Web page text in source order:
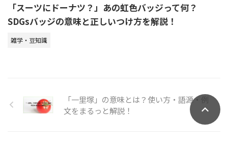
「スーツにドーナツ？」あの虹色バッジって何？
SDGsバッジの意味と正しいつけ方を解説！
雑学・豆知識
「一里塚」の意味とは？使い方・語源・例
文をまるっと解説！